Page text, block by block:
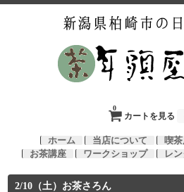
カートを見る
0
ホーム 当店について 喫茶
お茶講座
ワークショップ レ
2/10（土）お茶さろん